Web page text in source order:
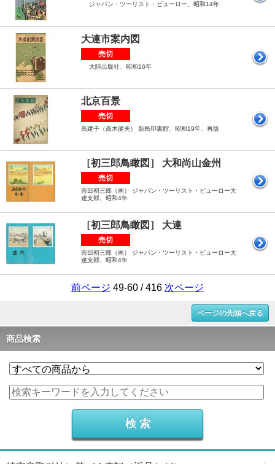
ジャパン・ツーリスト・ビューロー、昭和14年
大連市案内図
売切
大陸出版社、昭和16年
北京百景
売切
高建子（高木健夫） 新民印書館、昭和19年、再版
［初三郎鳥瞰図］ 大和尚山金州
売切
吉田初三郎（画） ジャパン・ツーリスト・ビューロー大
連支部、昭和4年
［初三郎鳥瞰図］ 大連
売切
吉田初三郎（画） ジャパン・ツーリスト・ビューロー大
連支部、昭和4年
前ページ 49-60 / 416 次ページ
ページの先頭へ戻る
商品検索